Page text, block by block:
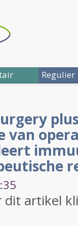
Regulier
van
artikel